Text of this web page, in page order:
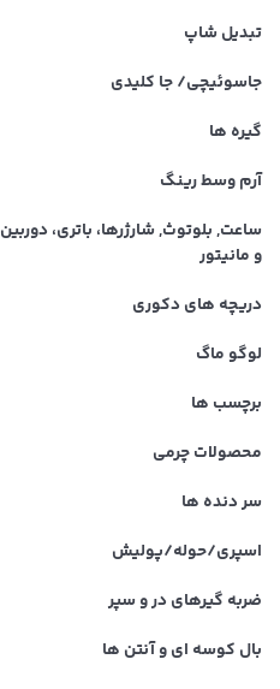
تبدیل شاپ
جاسوئیچی/ جا کلیدی
گیره ها
آرم وسط رینگ
ساعت, بلوتوث, شارژرها، باتری، دوربین
و مانیتور
دریچه های دکوری
لوگو ماگ
برچسب ها
محصولات چرمی
سر دنده ها
اسپری/حوله/پولیش
ضربه گیرهای در و سپر
بال کوسه ای و آنتن ها